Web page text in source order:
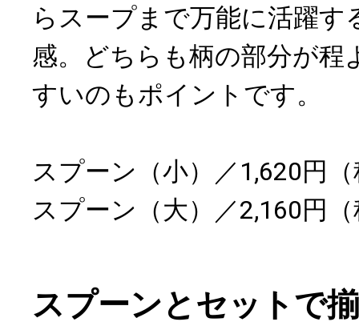
らスープまで万能に活躍す
感。どちらも柄の部分が程
すいのもポイントです。
スプーン（小）／1,620円
スプーン（大）／2,160円
スプーンとセットで